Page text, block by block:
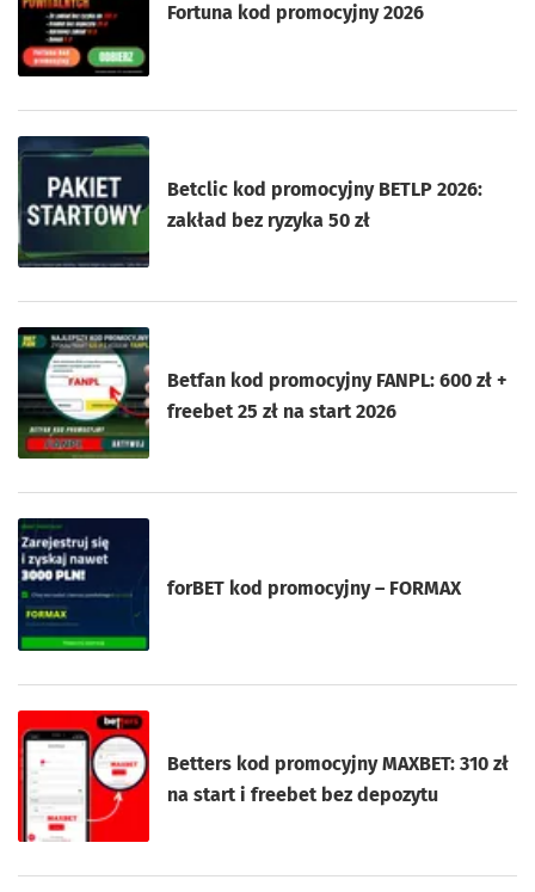
Fortuna kod promocyjny 2026
Betclic kod promocyjny BETLP 2026:
zakład bez ryzyka 50 zł
Betfan kod promocyjny FANPL: 600 zł +
freebet 25 zł na start 2026
forBET kod promocyjny – FORMAX
Betters kod promocyjny MAXBET: 310 zł
na start i freebet bez depozytu